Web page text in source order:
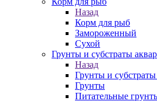
Назад
Корм для рыб
Замороженный
Сухой
Грунты и субстраты
Назад
Грунты и
Грунты
Питательные